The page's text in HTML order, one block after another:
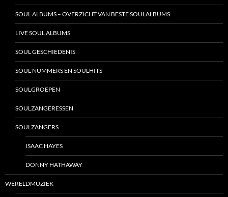
SOUL ALBUMS – OVERZICHT VAN BESTE SOULALBUMS
LIVE SOUL ALBUMS
SOUL GESCHIEDENIS
SOUL NUMMERS EN SOULHITS
SOULGROEPEN
SOULZANGERESSEN
SOULZANGERS
ISAAC HAYES
DONNY HATHAWAY
WERELDMUZIEK